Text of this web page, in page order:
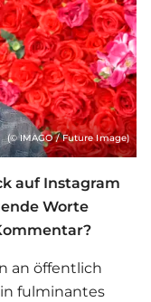
(© IMAGO / Future Image)
auf Instagram
Worte
an öffentlich
fulminantes